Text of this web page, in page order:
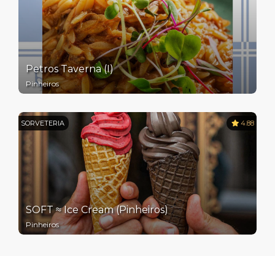
Petros Taverna (I)
Pinheiros
SORVETERIA 4.88
SOFT ≈ Ice Cream (Pinheiros)
Pinheiros